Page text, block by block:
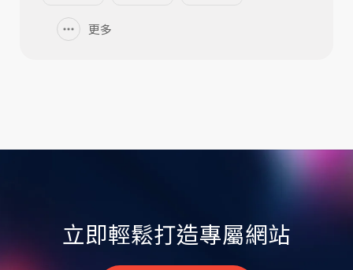
更多
立即輕鬆打造專屬網站